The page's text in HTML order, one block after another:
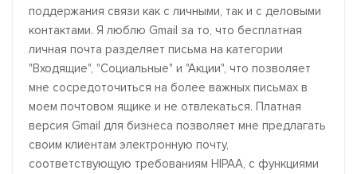
поддержания связи как с личными, так и с деловыми
контактами. Я люблю Gmail за то, что бесплатная
личная почта разделяет письма на категории
"Входящие", "Социальные" и "Акции", что позволяет
мне сосредоточиться на более важных письмах в
моем почтовом ящике и не отвлекаться. Платная
версия Gmail для бизнеса позволяет мне предлагать
своим клиентам электронную почту,
соответствующую требованиям HIPAA, с функциями